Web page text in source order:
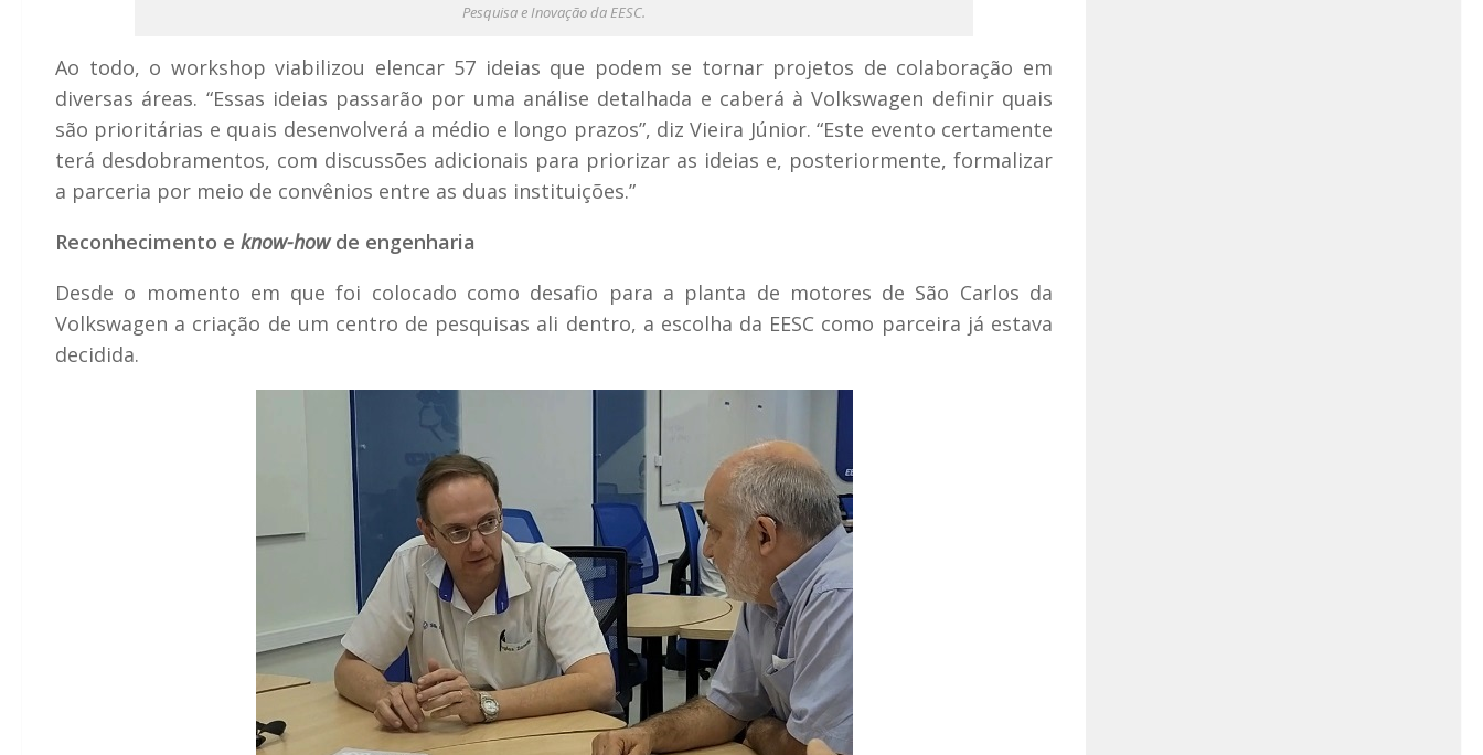
Pesquisa e Inovação da EESC.
Ao todo, o workshop viabilizou elencar 57 ideias que podem se tornar projetos de colaboração em
diversas áreas. “Essas ideias passarão por uma análise detalhada e caberá à Volkswagen definir quais
são prioritárias e quais desenvolverá a médio e longo prazos”, diz Vieira Júnior. “Este evento certamente
terá desdobramentos, com discussões adicionais para priorizar as ideias e, posteriormente, formalizar
a parceria por meio de convênios entre as duas instituições.”
Reconhecimento e know-howde engenharia
Desde o momento em que foi colocado como desafio para a planta de motores de São Carlos da
Volkswagen a criação de um centro de pesquisas ali dentro, a escolha da EESC como parceira já estava
decidida.